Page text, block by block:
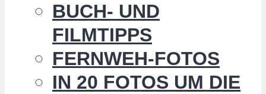
BUCH- UND
FILMTIPPS
FERNWEH-FOTOS
IN 20 FOTOS UM DIE